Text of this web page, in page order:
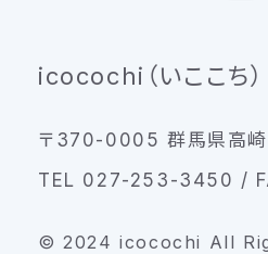
icocochi（いここち）
〒370-0005 群馬県高崎
TEL 027-253-3450 /
© 2024 icocochi All